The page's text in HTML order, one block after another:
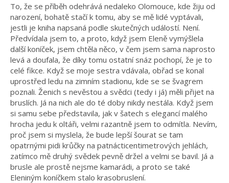
To, že se příběh odehrává nedaleko Olomouce, kde žiju od
narození, bohatě stačí k tomu, aby se mě lidé vyptávali,
jestli je kniha napsaná podle skutečných událostí. Není.
Předvídala jsem to, a proto, když jsem Eleně vymýšlela
další koníček, jsem chtěla něco, v čem jsem sama naprosto
levá a doufala, že díky tomu ostatní snáz pochopí, že je to
celé fikce. Když se moje sestra vdávala, obřad se konal
uprostřed ledu na zimním stadionu, kde se se švagrem
poznali. Ženich s nevěstou a svědci (tedy i já) měli přijet na
bruslích. Já na nich ale do té doby nikdy nestála. Když jsem
si samu sebe představila, jak v šatech s elegancí malého
hrocha jedu k oltáři, velmi razantně jsem to odmítla. Nevím,
proč jsem si myslela, že bude lepší šourat se tam
opatrnými pidi krůčky na patnácticentimetrových jehlách,
zatímco mě druhý svědek pevně držel a velmi se bavil. Já a
brusle ale prostě nejsme kamarádi, a proto se také
Eleniným koníčkem stalo krasobruslení.